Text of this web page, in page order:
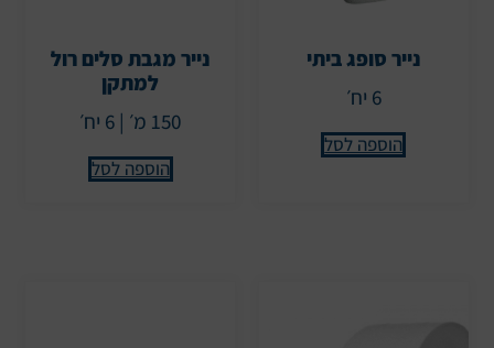
נייר סופג ביתי
6 יח׳
הוספה לסל
נייר מגבת סלים רול
למתקן
150 מ׳ | 6 יח׳
הוספה לסל